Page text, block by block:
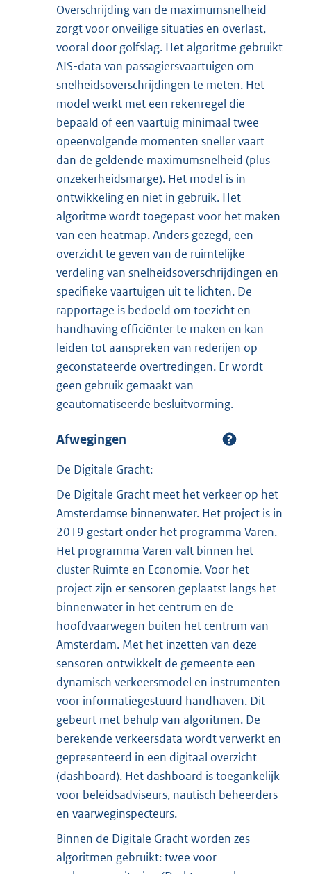
Overschrijding van de maximumsnelheid
zorgt voor onveilige situaties en overlast,
vooral door golfslag. Het algoritme gebruikt
AIS-data van passagiersvaartuigen om
snelheidsoverschrijdingen te meten. Het
model werkt met een rekenregel die
bepaald of een vaartuig minimaal twee
opeenvolgende momenten sneller vaart
dan de geldende maximumsnelheid (plus
onzekerheidsmarge). Het model is in
ontwikkeling en niet in gebruik. Het
algoritme wordt toegepast voor het maken
van een heatmap. Anders gezegd, een
overzicht te geven van de ruimtelijke
verdeling van snelheidsoverschrijdingen en
specifieke vaartuigen uit te lichten. De
rapportage is bedoeld om toezicht en
handhaving efficiënter te maken en kan
leiden tot aanspreken van rederijen op
geconstateerde overtredingen. Er wordt
geen gebruik gemaakt van
geautomatiseerde besluitvorming.
Afwegingen
De Digitale Gracht:
De Digitale Gracht meet het verkeer op het
Amsterdamse binnenwater. Het project is in
2019 gestart onder het programma Varen.
Het programma Varen valt binnen het
cluster Ruimte en Economie. Voor het
project zijn er sensoren geplaatst langs het
binnenwater in het centrum en de
hoofdvaarwegen buiten het centrum van
Amsterdam. Met het inzetten van deze
sensoren ontwikkelt de gemeente een
dynamisch verkeersmodel en instrumenten
voor informatiegestuurd handhaven. Dit
gebeurt met behulp van algoritmen. De
berekende verkeersdata wordt verwerkt en
gepresenteerd in een digitaal overzicht
(dashboard). Het dashboard is toegankelijk
voor beleidsadviseurs, nautisch beheerders
en vaarweginspecteurs.
Binnen de Digitale Gracht worden zes
algoritmen gebruikt: twee voor